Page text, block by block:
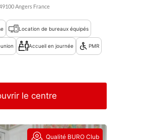
Angers France
Location de bureaux équipés
Accueil en journée PMR
le centre
Qualité BURO Club